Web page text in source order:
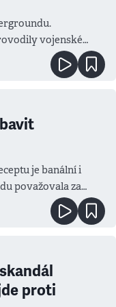
vojenské
je banální i
považovala za
proti